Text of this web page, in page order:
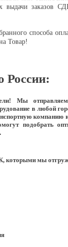
выдачи заказов
способа
Товар!
России:
Мы
в любой
компанию
подобрать
которыми мы